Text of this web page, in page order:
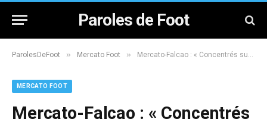
Paroles de Foot
ParolesDeFoot » Mercato Foot » Mercato-Falcao : « Concentrés sur Bordeaux »
MERCATO FOOT
Mercato-Falcao : « Concentrés